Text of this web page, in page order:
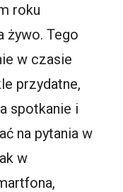
roku
żywo. Tego
w czasie
przydatne,
spotkanie i
na pytania w
w